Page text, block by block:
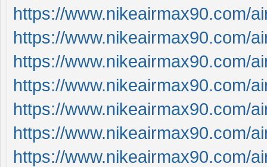
https://www.nikeairmax90.com/
https://www.nikeairmax90.com/
https://www.nikeairmax90.com/
https://www.nikeairmax90.com/
https://www.nikeairmax90.com/
https://www.nikeairmax90.com/
https://www.nikeairmax90.com/